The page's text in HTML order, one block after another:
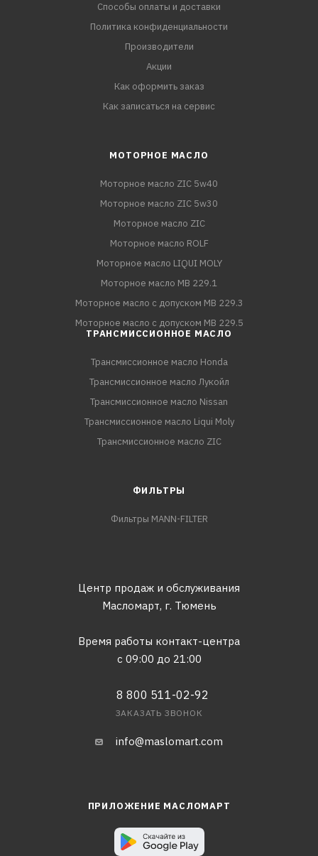
Способы оплаты и доставки
Политика конфиденциальности
Производители
Акции
Как оформить заказ
Как записаться на сервис
МОТОРНОЕ МАСЛО
Моторное масло ZIC 5w40
Моторное масло ZIC 5w30
Моторное масло ZIC
Моторное масло ROLF
Моторное масло LIQUI MOLY
Моторное масло MB 229.1
Моторное масло с допуском MB 229.3
Моторное масло с допуском MB 229.5
ТРАНСМИССИОННОЕ МАСЛО
Трансмиссионное масло Honda
Трансмиссионное масло Лукойл
Трансмиссионное масло Nissan
Трансмиссионное масло Liqui Moly
Трансмиссионное масло ZIC
ФИЛЬТРЫ
Фильтры MANN-FILTER
Центр продаж и обслуживания
Масломарт, г. Тюмень
Время работы контакт-центра
с 09:00 до 21:00
8 800 511-02-92
ЗАКАЗАТЬ ЗВОНОК
info@maslomart.com
ПРИЛОЖЕНИЕ МАСЛОМАРТ